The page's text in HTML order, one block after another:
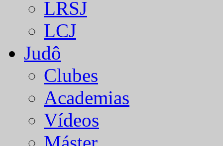
LRSJ
LCJ
Judô
Clubes
Academias
Vídeos